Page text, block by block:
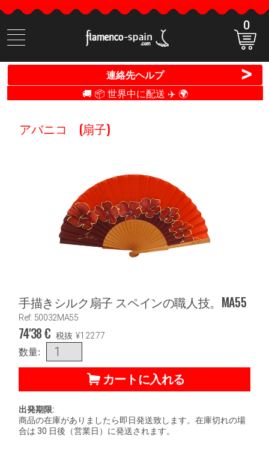
商
品
検
0
連絡先ヘルプ >
🚚 📦 世界中に配送 ✈️ 🌍
アバニコ (扇子)
手描きシルク扇子 スペインの職人技。MA55
Ref: 50032MA55
74'38€ 税抜 ¥12277
数量:
カートに入れる
出発期限:
商品の在庫がありましたら即日発送致します。在庫切れの場
合は 30 日後（営業日）に発送されます。